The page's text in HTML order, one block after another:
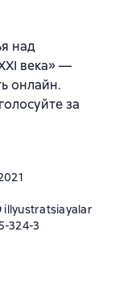
над
века» —
онлайн.
за
illyustratsiayalar
324-3